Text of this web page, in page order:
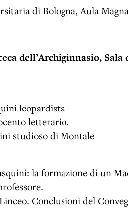
di Bologna, Aula
dell’Archiginnasio, Sala
leopardista
letterario.
studioso di Montale
la formazione di un
Conclusioni del